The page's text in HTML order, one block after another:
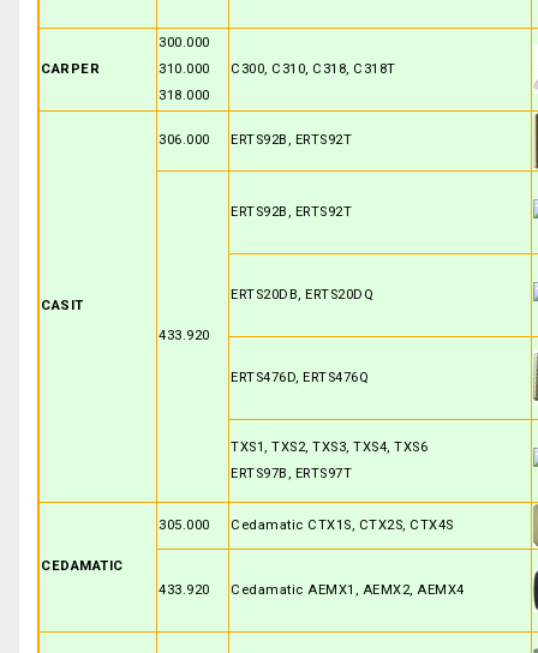
CARPER
300.000
310.000
318.000
C300, C310, C318, C318T
CASIT
306.000 ERTS92B, ERTS92T
433.920
ERTS92B, ERTS92T
ERTS20DB, ERTS20DQ
ERTS476D, ERTS476Q
TXS1, TXS2, TXS3, TXS4, TXS6
ERTS97B, ERTS97T
CEDAMATIC
305.000 Cedamatic CTX1S, CTX2S, CTX4S
433.920 Cedamatic AEMX1, AEMX2, AEMX4